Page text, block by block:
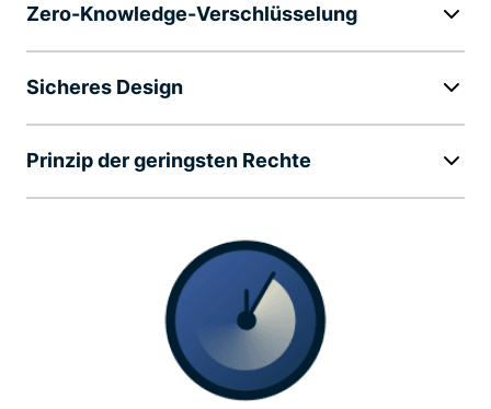
Zero-Knowledge-Verschlüsselung
Sicheres Design
Prinzip der geringsten Rechte